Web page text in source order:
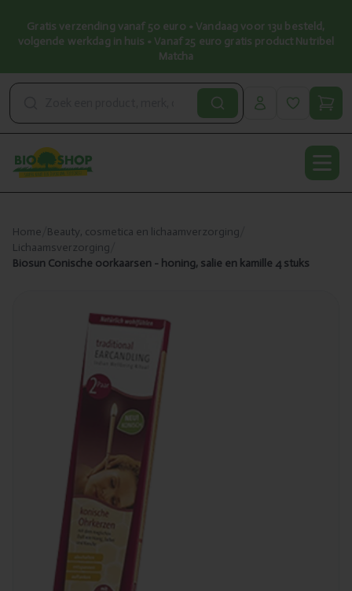
Gratis verzending vanaf 50 euro • Vandaag voor 13u besteld,
volgende werkdag in huis • Vanaf 25 euro gratis product Nutribel
Matcha
Home Beauty, cosmetica en lichaamverzorging
Lichaamsverzorging
Biosun Conische oorkaarsen - honing, salie en kamille 4 stuks